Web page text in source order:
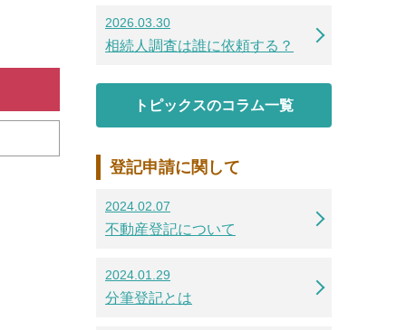
2026.03.30
相続人調査は誰に依頼する？
トピックスのコラム一覧
登記申請に関して
2024.02.07
不動産登記について
2024.01.29
分筆登記とは